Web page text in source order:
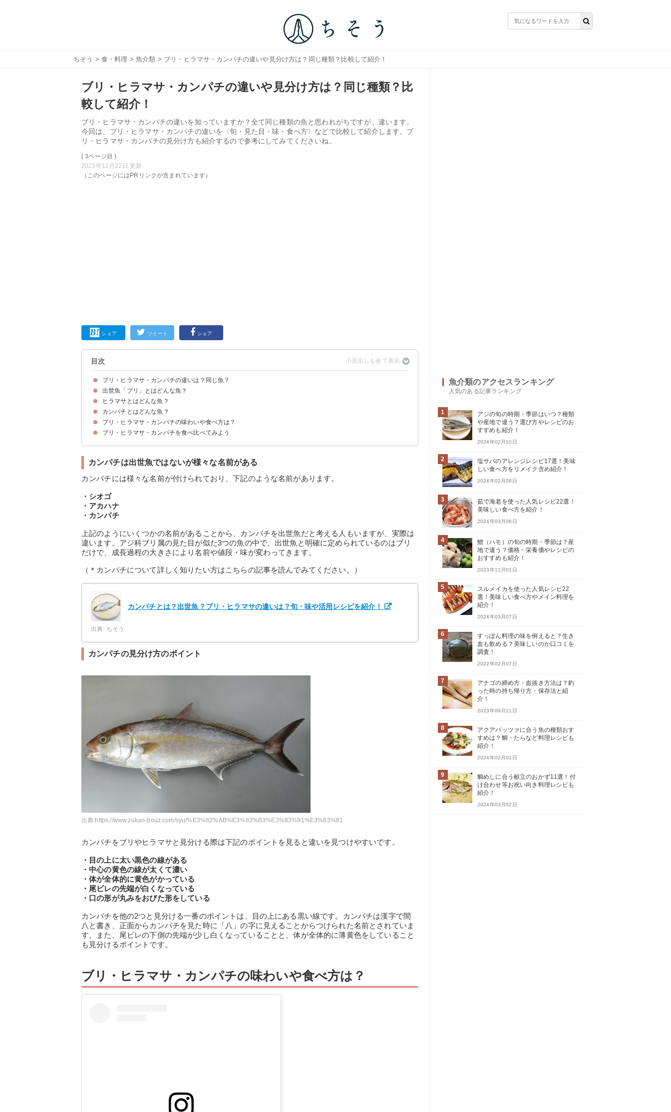
ちそう > 食・料理 >魚介類 > ブリ・ヒラマサ・カンパチの違いや見分け方は？同じ種類？比較して紹介！
ブリ・ヒラマサ・カンパチの違いや見分け方は？同じ種類？比
較して紹介！
ブリ・ヒラマサ・カンパチの違いを知っていますか？全て同じ種類の魚と思われがちですが、違います。
今回は、ブリ・ヒラマサ・カンパチの違いを〈旬・見た目・味・食べ方〉などで比較して紹介します。ブ
リ・ヒラマサ・カンパチの見分け方も紹介するので参考にしてみてくださいね。
( 3ページ目 )
2023年12月22日 更新
（このページにはPRリンクが含まれています）
シェア ツイート シェア
目次
ブリ・ヒラマサ・カンパチの違いは？同じ魚？
ブリ・ヒラマサ・カンパチは違う魚
ブリ・ヒラマサ・カンパチが同じ種類の魚と思われる理由
出世魚とは？
出世魚「ブリ」とはどんな魚？
ブリの旬や生態
出世魚「ブリ」の成長と名前の変化
ブリの見分け方のポイント
ヒラマサとはどんな魚？
ヒラマサの旬や生態
ヒラマサは出世魚ではない
ヒラマサの見分け方のポイント
カンパチとはどんな魚？
カンパチは出世魚ではないが様々な名前がある
カンパチの見分け方のポイント
ブリ・ヒラマサ・カンパチの味わいや食べ方は？
ブリの味わい・食べ方
ヒラマサの味わい・食べ方
カンパチの味わい・食べ方
ブリ・ヒラマサ・カンパチを食べ比べてみよう
カンパチは出世魚ではないが様々な名前がある
カンパチには様々な名前が付けられており、下記のような名前があります。
・シオゴ
・アカハナ
・カンパチ
上記のようにいくつかの名前があることから、カンパチを出世魚だと考える人もいますが、実際は
違います。アジ科ブリ属の見た目が似た3つの魚の中で、出世魚と明確に定められているのはブリ
だけで、成長過程の大きさにより名前や値段・味が変わってきます。
（＊カンパチについて詳しく知りたい方はこちらの記事を読んでみてください。）
カンパチとは？出世魚？ブリ・ヒラマサの違いは？旬・味や活用レシピを紹介！
出典: ちそう
カンパチの見分け方のポイント
出典:https://www.zukan-bouz.com/syu/%E3%82%AB%E3%83%B3%E3%83%91%E3%83%81
カンパチをブリやヒラマサと見分ける際は下記のポイントを見ると違いを見つけやすいです。
・目の上に太い黒色の線がある
・中心の黄色の線が太くて濃い
・体が全体的に黄色がかっている
・尾ビレの先端が白くなっている
・口の形が丸みをおびた形をしている
カンパチを他の2つと見分ける一番のポイントは、目の上にある黒い線です。カンパチは漢字で間
八と書き、正面からカンパチを見た時に「八」の字に見えることからつけられた名前とされていま
す。また、尾ビレの下側の先端が少し白くなっていることと、体が全体的に薄黄色をしていること
も見分けるポイントです。
ブリ・ヒラマサ・カンパチの味わいや食べ方は？
魚介類のアクセスランキング
人気のある記事ランキング
1
アジの旬の時期・季節はいつ？種類
や産地で違う？選び方やレシピのお
すすめも紹介！
2024年02月10日
2
塩サバのアレンジレシピ17選！美味
しい食べ方をリメイク含め紹介！
2024年02月08日
3
茹で海老を使った人気レシピ22選！
美味しい食べ方を紹介！
2024年03月08日
4
鱧（ハモ）の旬の時期・季節は？産
地で違う？価格・栄養価やレシピの
おすすめも紹介！
2023年11月01日
5
スルメイカを使った人気レシピ22
選！美味しい食べ方やメイン料理を
紹介！
2024年03月07日
6
すっぽん料理の味を例えると？生き
血も飲める？美味しいのか口コミを
調査！
2022年02月07日
7
アナゴの締め方・血抜き方法は？釣
った時の持ち帰り方・保存法と紹
介！
2023年09月21日
8
アクアパッツァに合う魚の種類おす
すめは？鯛・たらなど料理レシピも
紹介！
2024年02月01日
9
鯛めしに合う献立のおかず11選！付
け合わせ等お祝い向き料理レシピも
紹介！
2024年03月02日